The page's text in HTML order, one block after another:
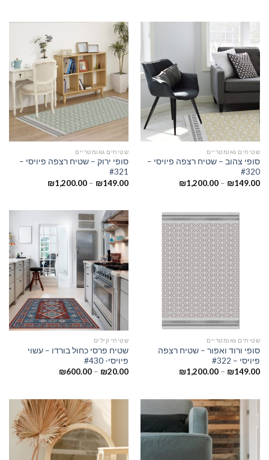
שטיחים גאומטריים
סופי צהוב – שטיח רצפה פיויסי –
#320
₪149.00
–
₪1,200.00
שטיחים גאומטריים
סופי ירוק – שטיח רצפה פיויסי –
#321
₪149.00
–
₪1,200.00
שטיחים גאומטריים
סופי ורוד ואפור – שטיח רצפה
פיויסי – #322
₪149.00
–
₪1,200.00
שטיחי קילים
שטיח פרסי כחול בורדו – עשוי
פיויסי- #430
₪20.00
–
₪600.00